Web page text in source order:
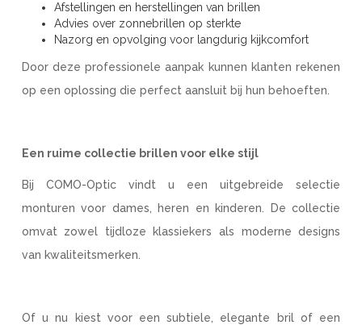
Afstellingen en herstellingen van brillen
Advies over zonnebrillen op sterkte
Nazorg en opvolging voor langdurig kijkcomfort
Door deze professionele aanpak kunnen klanten rekenen
op een oplossing die perfect aansluit bij hun behoeften.
Een ruime collectie brillen voor elke stijl
Bij COMO-Optic vindt u een uitgebreide selectie
monturen voor dames, heren en kinderen. De collectie
omvat zowel tijdloze klassiekers als moderne designs
van kwaliteitsmerken.
Of u nu kiest voor een subtiele, elegante bril of een